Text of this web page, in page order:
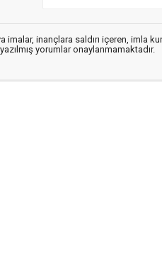
inançlara saldırı içeren, imla
yorumlar onaylanmamaktadır.